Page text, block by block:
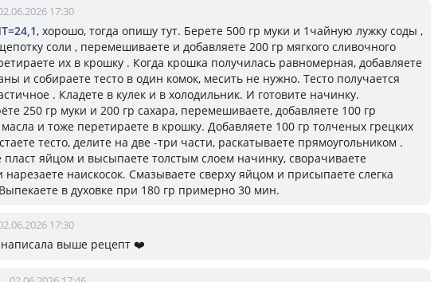
17:30
, хорошо, тогда опишу тут. Берете 500 гр муки и 1чайную лужку соды ,
соли , перемешиваете и добавляете 200 гр мягкого сливочного
их в крошку . Когда крошка получилась равномерная, добавляете
и собираете тесто в один комок, месить не нужно. Тесто получается
. Кладете в кулек и в холодильник. И готовите начинку.
250 гр муки и 200 гр сахара, перемешиваете, добавляете 100 гр
и тоже перетираете в крошку. Добавляете 100 гр толченых грецких
тесто, делите на две -три части, раскатываете прямоугольником .
яйцом и высыпаете толстым слоем начинку, сворачиваете
нарезаете наискосок. Смазываете сверху яйцом и присыпаете слегка
в духовке при 180 гр примерно 30 мин.
17:30
выше рецепт ❤️